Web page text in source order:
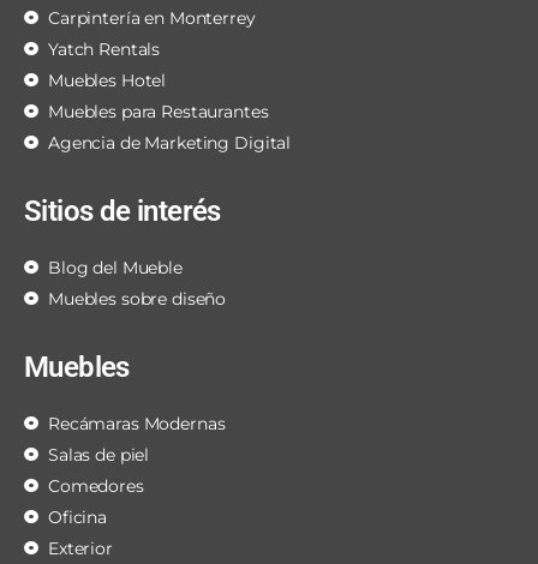
Carpintería en Monterrey
Yatch Rentals
Muebles Hotel
Muebles para Restaurantes
Agencia de Marketing Digital
Sitios de interés
Blog del Mueble
Muebles sobre diseño
Muebles
Recámaras Modernas
Salas de piel
Comedores
Oficina
Exterior